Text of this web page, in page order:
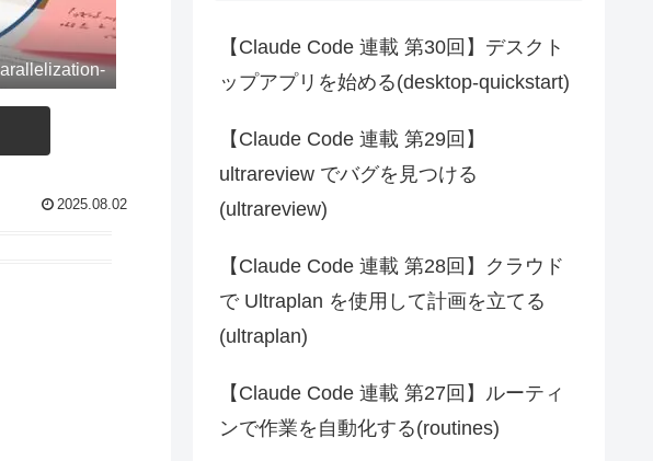
2025.08.02
【Claude Code 連載 第30回】デスクト
ップアプリを始める(desktop-quickstart)
【Claude Code 連載 第29回】
ultrareview でバグを見つける
(ultrareview)
【Claude Code 連載 第28回】クラウド
で Ultraplan を使用して計画を立てる
(ultraplan)
【Claude Code 連載 第27回】ルーティ
ンで作業を自動化する(routines)